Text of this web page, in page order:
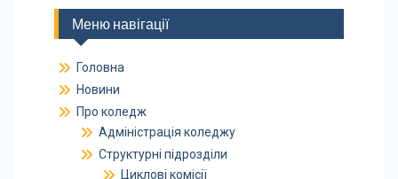
Меню навігації
Головна
Новини
Про коледж
Адміністрація коледжу
Структурні підрозділи
Циклові комісії